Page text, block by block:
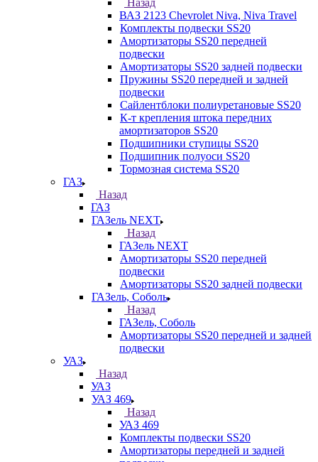
Назад
ВАЗ 2123 Chevrolet Niva, Niva Travel
Комплекты подвески SS20
Амортизаторы SS20 передней
подвески
Амортизаторы SS20 задней подвески
Пружины SS20 передней и задней
подвески
Сайлентблоки полиуретановые SS20
К-т крепления штока передних
амортизаторов SS20
Подшипники ступицы SS20
Подшипник полуоси SS20
Тормозная система SS20
ГАЗ
Назад
ГАЗ
ГАЗель NEXT
Назад
ГАЗель NEXT
Амортизаторы SS20 передней
подвески
Амортизаторы SS20 задней подвески
ГАЗель, Соболь
Назад
ГАЗель, Соболь
Амортизаторы SS20 передней и задней
подвески
УАЗ
Назад
УАЗ
УАЗ 469
Назад
УАЗ 469
Комплекты подвески SS20
Амортизаторы передней и задней